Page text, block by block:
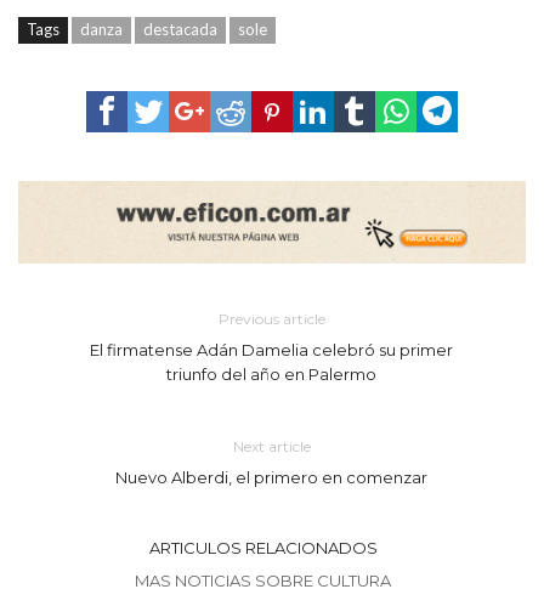
Tags danza destacada sole
Previous article
El firmatense Adán Damelia celebró su primer
triunfo del año en Palermo
Next article
Nuevo Alberdi, el primero en comenzar
ARTICULOS RELACIONADOS
MAS NOTICIAS SOBRE CULTURA